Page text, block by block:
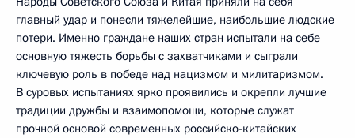
главный удар и понесли тяжелейшие, наибольшие людские
потери. Именно граждане наших стран испытали на себе
основную тяжесть борьбы с захватчиками и сыграли
ключевую роль в победе над нацизмом и милитаризмом.
В суровых испытаниях ярко проявились и окрепли лучшие
традиции дружбы и взаимопомощи, которые служат
прочной основой современных российско-китайских